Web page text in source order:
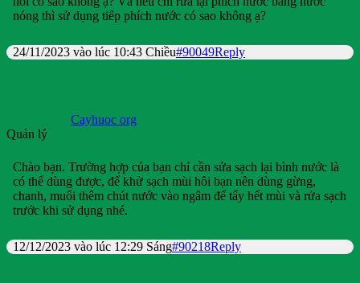
nóng thì sử dụng tiếp phích nước có sao không ạ?
24/11/2023 vào lúc 10:43 Chiều#90049Reply
Cayhuoc org
Quản lý
Chào bạn. Trường hợp của bạn chỉ cần sửa sạch lại bình nước là
có thể dùng được, để khử sạch mùi hôi bạn nên dùng gừng,
chanh, muối thêm chút nước vào ngâm để tẩy hết mùi và rửa sạch
trước khi sử dụng nhé.
12/12/2023 vào lúc 12:29 Sáng#90218Reply